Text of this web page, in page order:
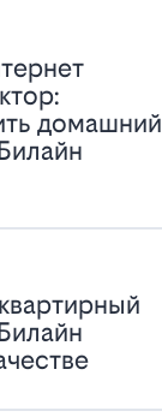
домашний